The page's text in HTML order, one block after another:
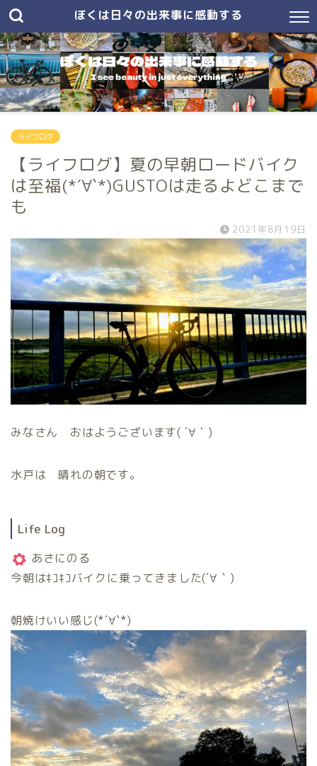
ぼくは日々の出来事に感動する
ライフログ
【ライフログ】夏の早朝ロードバイク
は至福(*´∀`*)GUSTOは走るよどこまで
も
2021年8月19日
みなさん おはようございます( ´∀｀)
水戸は 晴れの朝です。
Life Log
あさにのる
今朝はｷｺｷｺバイクに乗ってきました(´∀｀)
朝焼けいい感じ(*´∀`*)